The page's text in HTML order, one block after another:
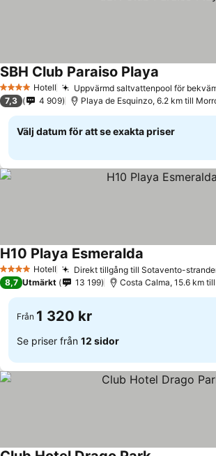
4 StjärnorHotell Uppvärmd saltvattenpool för
SBH Club Paraiso Playa
7,3 4 909 Playa de Esquinzo, 6.2 km till
Välj datum för att se exakta priser
4 StjärnorHotell Direkt tillgång till Sotavento-
H10 Playa Esmeralda
8,7 Utmärkt 13 199 Costa Calma, 15.6 km
Från 1 320 kr
Se priser från 12 sidor